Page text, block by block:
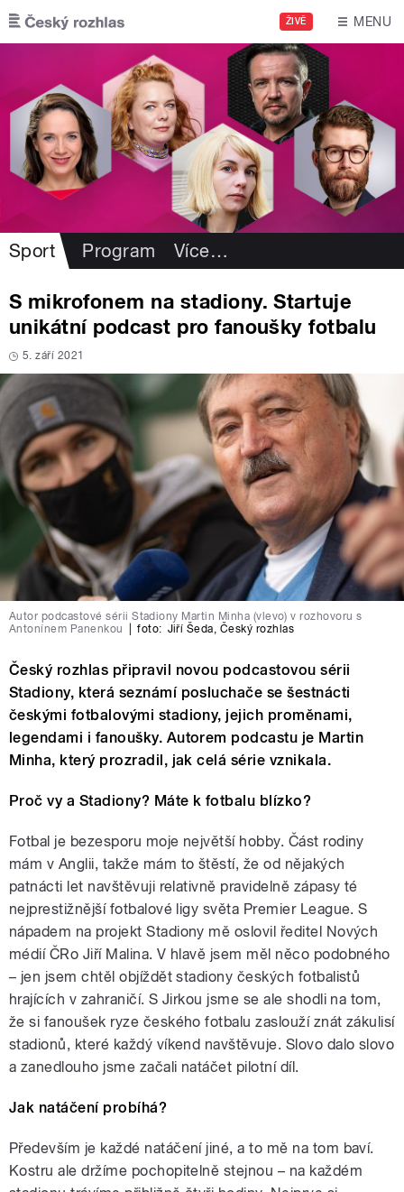
Přejít k hlavnímu obsahu
ŽIVĚ MENU
Sport Program Více…
S mikrofonem na stadiony. Startuje
unikátní podcast pro fanoušky fotbalu
5. září 2021
Autor podcastové sérii Stadiony Martin Minha (vlevo) v rozhovoru s
Antonínem Panenkou
foto: Jiří Šeda, Český rozhlas
Český rozhlas připravil novou podcastovou sérii
Stadiony, která seznámí posluchače se šestnácti
českými fotbalovými stadiony, jejich proměnami,
legendami i fanoušky. Autorem podcastu je Martin
Minha, který prozradil, jak celá série vznikala.
Proč vy a Stadiony? Máte k fotbalu blízko?
Fotbal je bezesporu moje největší hobby. Část rodiny
mám v Anglii, takže mám to štěstí, že od nějakých
patnácti let navštěvuji relativně pravidelně zápasy té
nejprestižnější fotbalové ligy světa Premier League. S
nápadem na projekt Stadiony mě oslovil ředitel Nových
médií ČRo Jiří Malina. V hlavě jsem měl něco podobného
– jen jsem chtěl objíždět stadiony českých fotbalistů
hrajících v zahraničí. S Jirkou jsme se ale shodli na tom,
že si fanoušek ryze českého fotbalu zaslouží znát zákulisí
stadionů, které každý víkend navštěvuje. Slovo dalo slovo
a zanedlouho jsme začali natáčet pilotní díl.
Jak natáčení probíhá?
Především je každé natáčení jiné, a to mě na tom baví.
Kostru ale držíme pochopitelně stejnou – na každém